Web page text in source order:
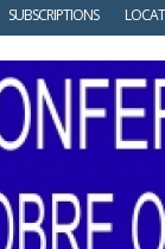
SUBSCRIPTIONS